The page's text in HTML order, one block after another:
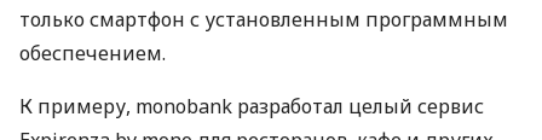
только смартфон с установленным программным
обеспечением.
К примеру, monobank разработал целый сервис